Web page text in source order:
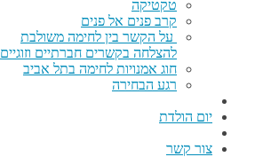
טקטיקה
קרב פנים אל פנים
על הקשר בין לחימה משולבת
להצלחה בקשרים חברתיים וזוגיים
חוג אמנויות לחימה בתל אביב
רגע הבחירה
יום הולדת
צור קשר